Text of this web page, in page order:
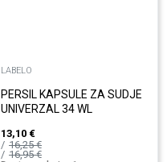
LABELO
PERSIL KAPSULE ZA SUDJE
UNIVERZAL 34 WL
13,10 €
16,25€
16,95€